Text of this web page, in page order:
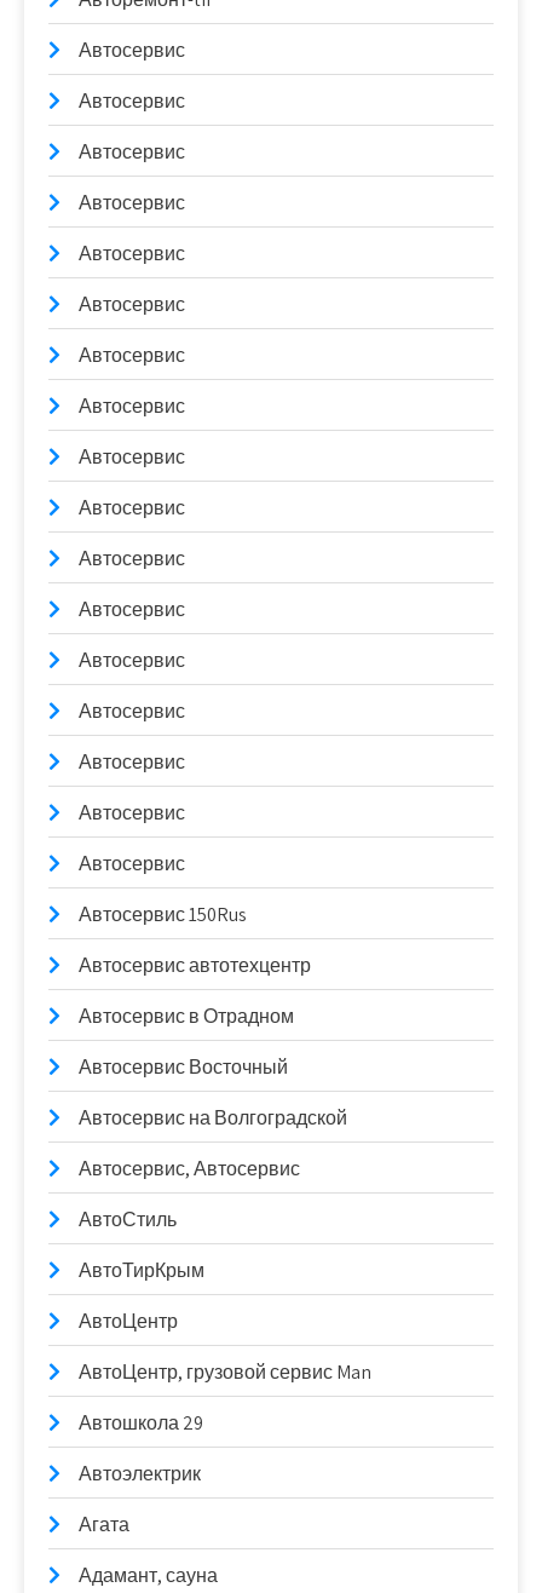
Автосервис
Автосервис
Автосервис
Автосервис
Автосервис
Автосервис
Автосервис
Автосервис
Автосервис
Автосервис
Автосервис
Автосервис
Автосервис
Автосервис
Автосервис
Автосервис
Автосервис
Автосервис 150Rus
Автосервис автотехцентр
Автосервис в Отрадном
Автосервис Восточный
Автосервис на Волгоградской
Автосервис, Автосервис
АвтоСтиль
АвтоТирКрым
АвтоЦентр
АвтоЦентр, грузовой сервис Man
Автошкола 29
Автоэлектрик
Агата
Адамант, сауна